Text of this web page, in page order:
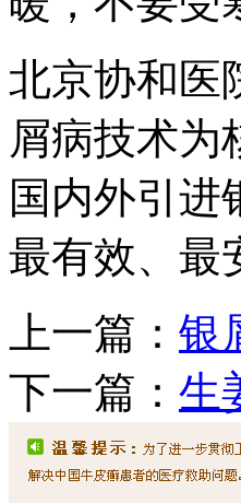
北京协和医
屑病技术为
国内外引进
最有效、最
上一篇： 银
下一篇： 生